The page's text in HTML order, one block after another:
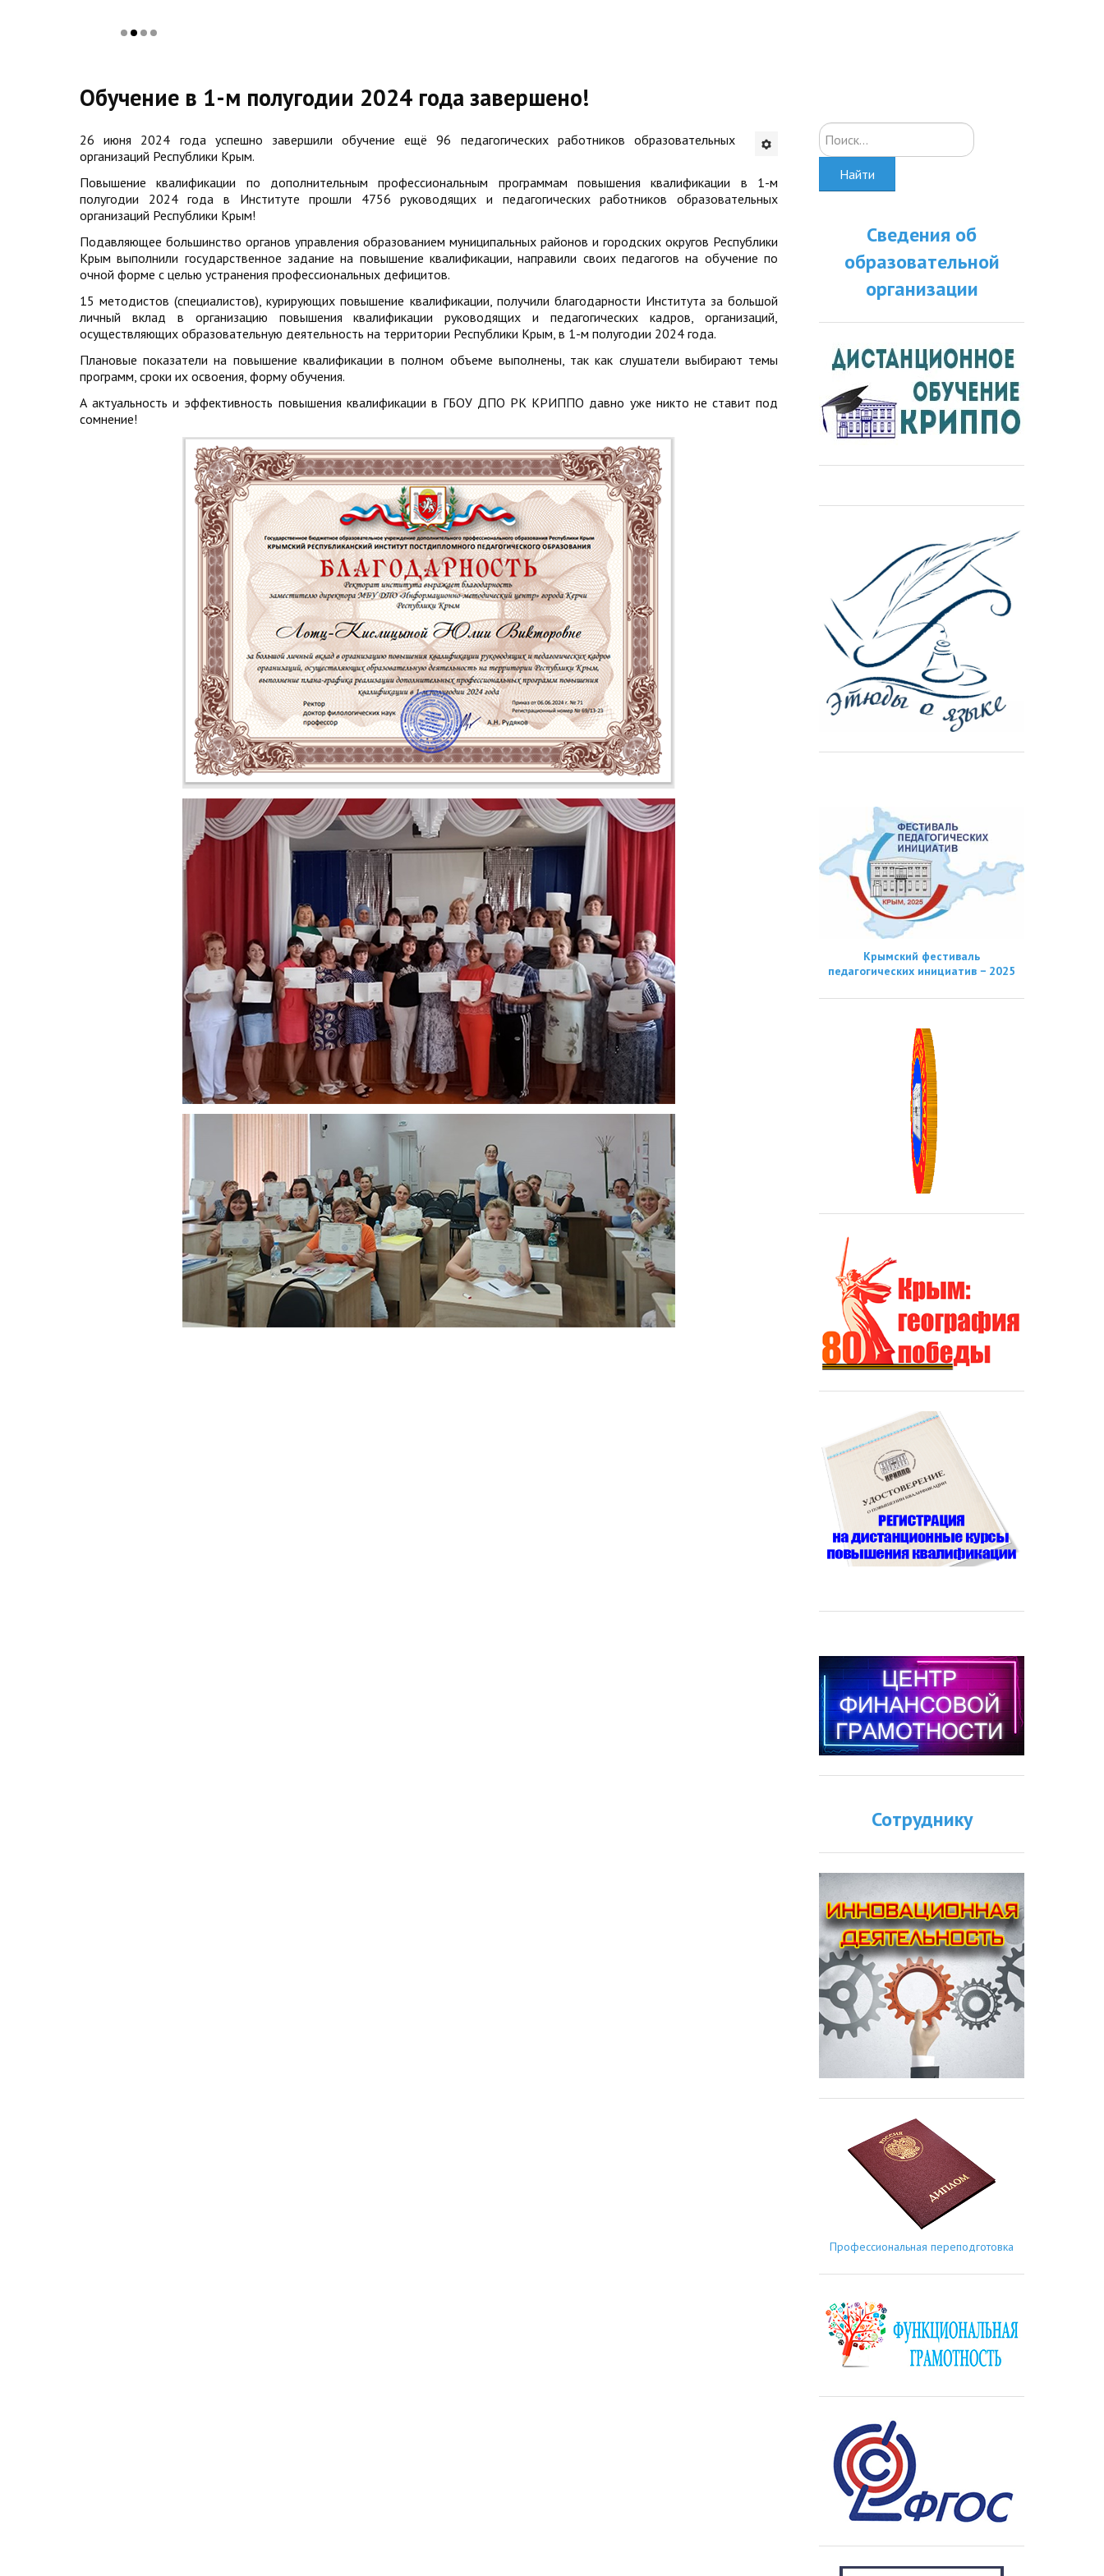
Обучение в 1-м полугодии 2024 года завершено!
26 июня 2024 года успешно завершили обучение ещё 96 педагогических работников образовательных
организаций Республики Крым.
Повышение квалификации по дополнительным профессиональным программам повышения квалификации в 1-м
полугодии 2024 года в Институте прошли 4756 руководящих и педагогических работников образовательных
организаций Республики Крым!
Подавляющее большинство органов управления образованием муниципальных районов и городских округов Республики
Крым выполнили государственное задание на повышение квалификации, направили своих педагогов на обучение по
очной форме с целью устранения профессиональных дефицитов.
15 методистов (специалистов), курирующих повышение квалификации, получили благодарности Института за большой
личный вклад в организацию повышения квалификации руководящих и педагогических кадров, организаций,
осуществляющих образовательную деятельность на территории Республики Крым, в 1-м полугодии 2024 года.
Плановые показатели на повышение квалификации в полном объеме выполнены, так как слушатели выбирают темы
программ, сроки их освоения, форму обучения.
А актуальность и эффективность повышения квалификации в ГБОУ ДПО РК КРИППО давно уже никто не ставит под
сомнение!
Искать...
Найти
Сведения об
образовательной
организации
Крымский фестиваль
педагогических инициатив − 2025
Сотруднику
Профессиональная переподготовка